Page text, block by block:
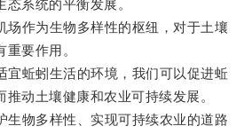
系统的平衡发展。
作为生物多样性的枢纽，对于土壤
要作用。
蚯蚓生活的环境，我们可以促进蚯
动土壤健康和农业可持续发展。
物多样性、实现可持续农业的道路